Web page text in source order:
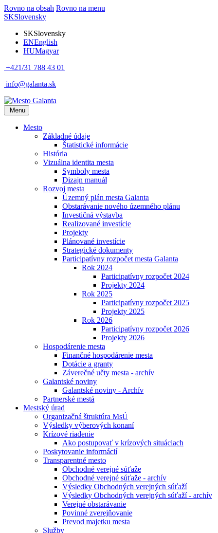
Rovno na obsah Rovno na menu
SKSlovensky
SKSlovensky
ENEnglish
HUMagyar
+421/31 788 43 01
info@galanta.sk
Menu
Mesto
Základné údaje
Štatistické informácie
História
Vizuálna identita mesta
Symboly mesta
Dizajn manuál
Rozvoj mesta
Územný plán mesta Galanta
Obstarávanie nového územného plánu
Investičná výstavba
Realizované investície
Projekty
Plánované investície
Strategické dokumenty
Participatívny rozpočet mesta Galanta
Rok 2024
Participatívny rozpočet 2024
Projekty 2024
Rok 2025
Participatívny rozpočet 2025
Projekty 2025
Rok 2026
Participatívny rozpočet 2026
Projekty 2026
Hospodárenie mesta
Finančné hospodárenie mesta
Dotácie a granty
Záverečné učty mesta - archív
Galantské noviny
Galantské noviny - Archív
Partnerské mestá
Mestský úrad
Organizačná štruktúra MsÚ
Výsledky výberových konaní
Krízové riadenie
Ako postupovať v krízových situáciach
Poskytovanie informácií
Transparentné mesto
Obchodné verejné súťaže
Obchodné verejné súťaže - archív
Výsledky Obchodných verejných súťaží
Výsledky Obchodných verejných súťaží - archív
Verejné obstarávanie
Povinné zverejňovanie
Prevod majetku mesta
Služby